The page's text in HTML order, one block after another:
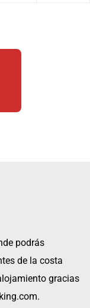
podrás
de la costa
gracias